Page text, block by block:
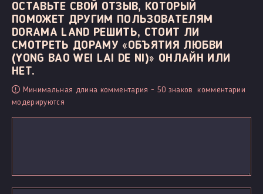
ОСТАВЬТЕ СВОЙ ОТЗЫВ, КОТОРЫЙ
ПОМОЖЕТ ДРУГИМ ПОЛЬЗОВАТЕЛЯМ
DORAMA LAND РЕШИТЬ, СТОИТ ЛИ
СМОТРЕТЬ ДОРАМУ «ОБЪЯТИЯ ЛЮБВИ
(YONG BAO WEI LAI DE NI)» ОНЛАЙН ИЛИ
НЕТ.
Минимальная длина комментария - 50 знаков. комментарии
модерируются